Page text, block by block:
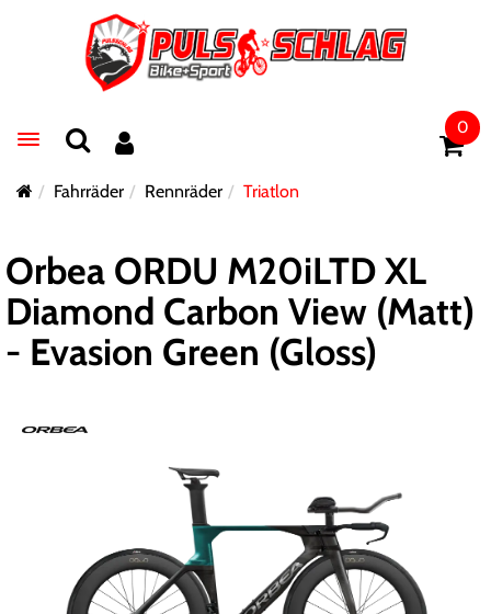
Toggle navigation
0
Fahrräder Rennräder Triatlon
Orbea ORDU M20iLTD XL
Diamond Carbon View (Matt)
- Evasion Green (Gloss)